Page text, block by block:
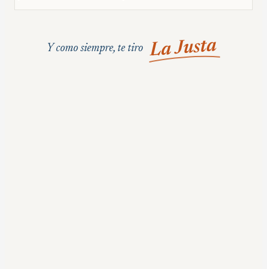
Y como siempre, te tiro La Justa